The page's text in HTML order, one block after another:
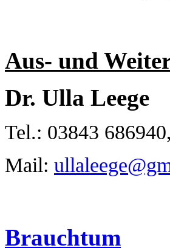
Aus- und
Dr. Ulla Leege
Tel.: 03843
Mail:
Brauchtum